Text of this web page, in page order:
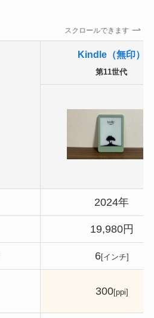
スクロールできます
Kindle（無印）
第11世代
2024年
19,980円
6[インチ]
300[ppi]